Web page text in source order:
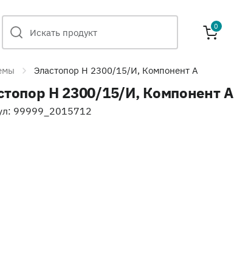
0
Эластопор H 2300/15/И, Компонент А
H 2300/15/И, Компонент А
99999_2015712